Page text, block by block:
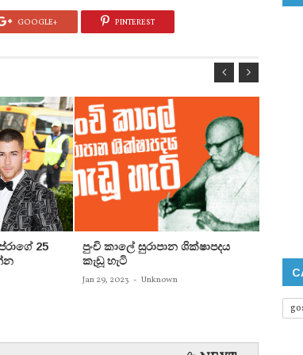
GOOGLE+ PINTEREST
25
පුංචි කාලේ සුරාපාන ශික්ෂාපදය
කැඩූ හැටි
Jan 29, 2023 - Unknown
බවට